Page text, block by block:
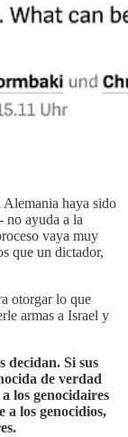
haya sido
no ayuda a la
vaya muy
que un dictador,
otorgar lo que
armas a Israel y
decidan. Si sus
de verdad
los genocidaires
a los genocidios,